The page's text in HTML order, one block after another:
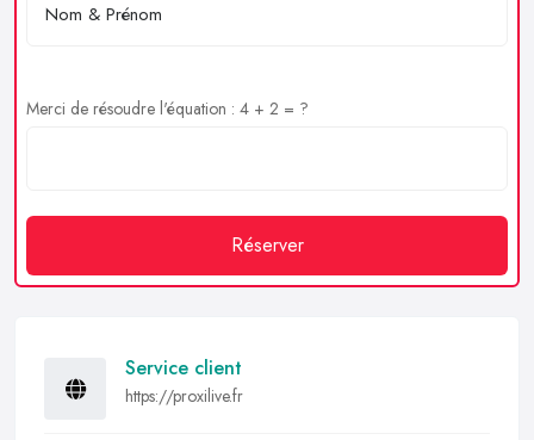
Merci de résoudre l'équation : 4 + 2 = ?
Réserver
Service client
https://proxilive.fr